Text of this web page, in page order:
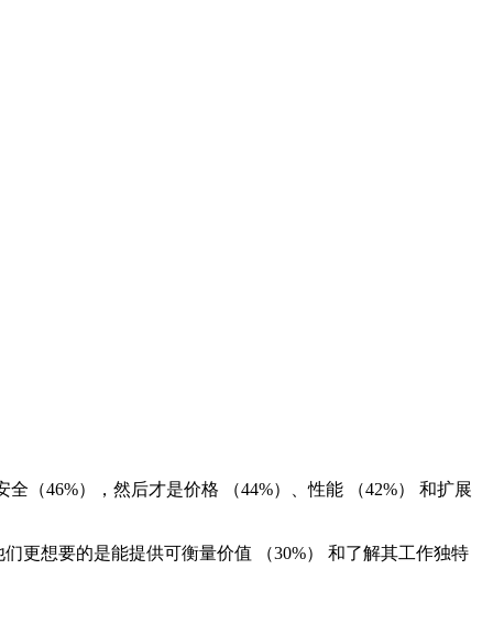
46%），然后才是价格 （44%）、性能 （42%） 和扩展
想要的是能提供可衡量价值 （30%） 和了解其工作独特